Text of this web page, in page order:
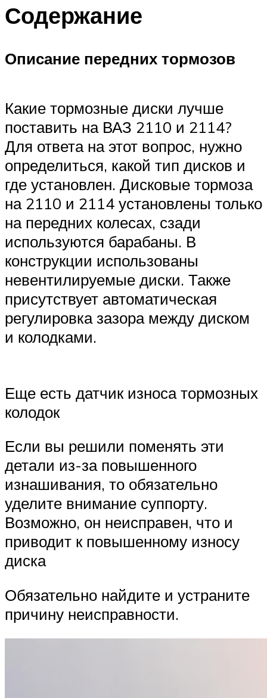
Содержание
Описание передних тормозов
Какие тормозные диски лучше
поставить на ВАЗ 2110 и 2114?
Для ответа на этот вопрос, нужно
определиться, какой тип дисков и
где установлен. Дисковые тормоза
на 2110 и 2114 установлены только
на передних колесах, сзади
используются барабаны. В
конструкции использованы
невентилируемые диски. Также
присутствует автоматическая
регулировка зазора между диском
и колодками.
Еще есть датчик износа тормозных
колодок
Если вы решили поменять эти
детали из-за повышенного
изнашивания, то обязательно
уделите внимание суппорту.
Возможно, он неисправен, что и
приводит к повышенному износу
диска
Обязательно найдите и устраните
причину неисправности.